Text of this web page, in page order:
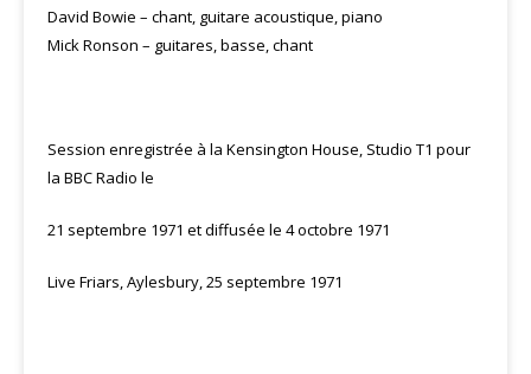
David Bowie – chant, guitare acoustique, piano
Mick Ronson – guitares, basse, chant
Session enregistrée à la Kensington House, Studio T1 pour
la BBC Radio le
21 septembre 1971 et diffusée le 4 octobre 1971
Live Friars, Aylesbury, 25 septembre 1971